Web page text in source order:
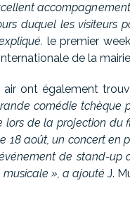
duquel les visiteurs
le premier
de la
ont également
comédie
de la projection
18 août, un concert
de stand-
», a ajouté J.